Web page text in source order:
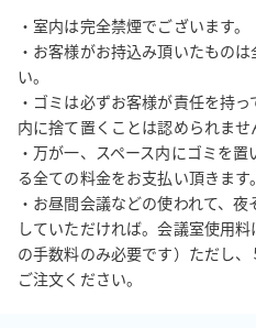
・室内は完全禁煙でございます。
・お客様がお持込み頂いたもの
い。
・ゴミは必ずお客様が責任を持
内に捨て置くことは認められませ
・万が一、スペース内にゴミを
る全ての料金をお支払い頂きます。
・お昼間会議などの使われて、
していただければ。会議室使用
の手数料のみ必要です）ただし
ご注文ください。